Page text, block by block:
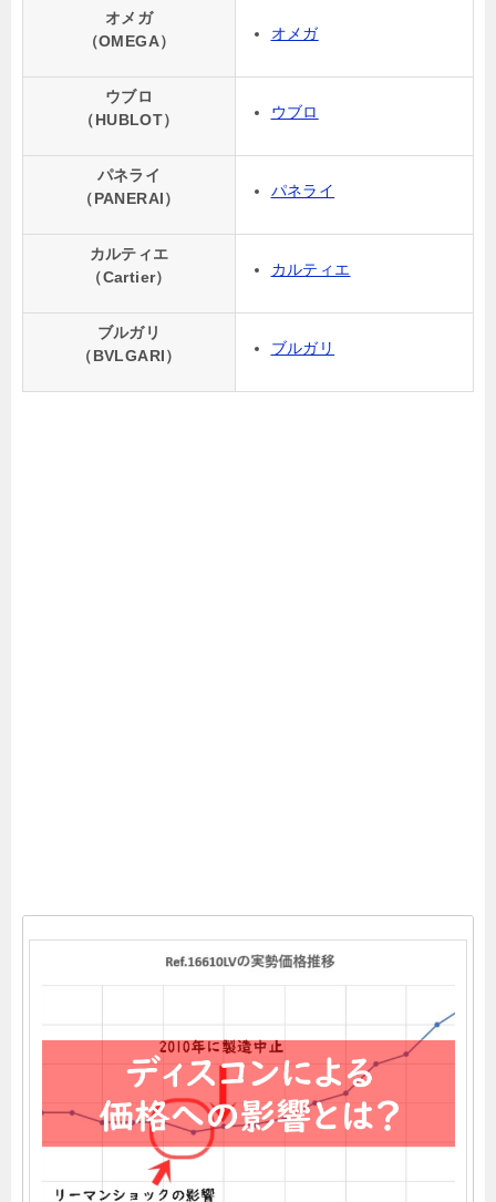
オメガ
（OMEGA）
オメガ
ウブロ
（HUBLOT）
ウブロ
パネライ
（PANERAI）
パネライ
カルティエ
（Cartier）
カルティエ
ブルガリ
（BVLGARI）
ブルガリ